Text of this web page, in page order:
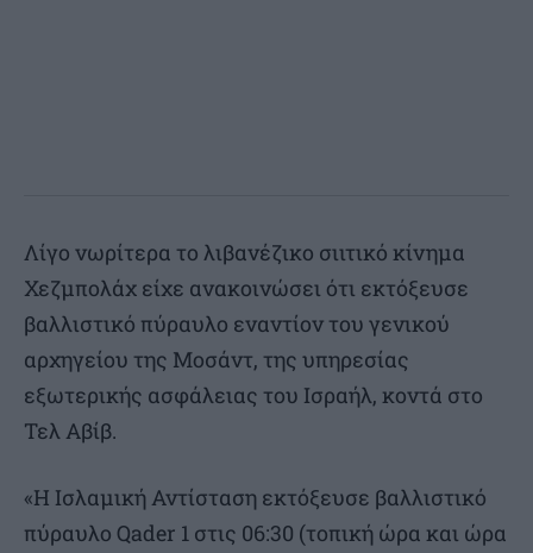
Λίγο νωρίτερα το λιβανέζικο σιιτικό κίνημα
Χεζμπολάχ είχε ανακοινώσει ότι εκτόξευσε
βαλλιστικό πύραυλο εναντίον του γενικού
αρχηγείου της Μοσάντ, της υπηρεσίας
εξωτερικής ασφάλειας του Ισραήλ, κοντά στο
Τελ Αβίβ.
«Η Ισλαμική Αντίσταση εκτόξευσε βαλλιστικό
πύραυλο Qader 1 στις 06:30 (τοπική ώρα και ώρα